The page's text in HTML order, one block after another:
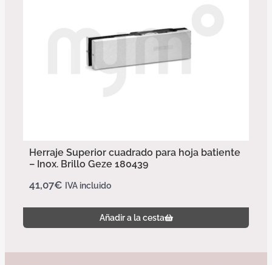
Herraje Superior cuadrado para hoja batiente
– Inox. Brillo Geze 180439
41,07€ IVA incluido
Añadir a la cesta